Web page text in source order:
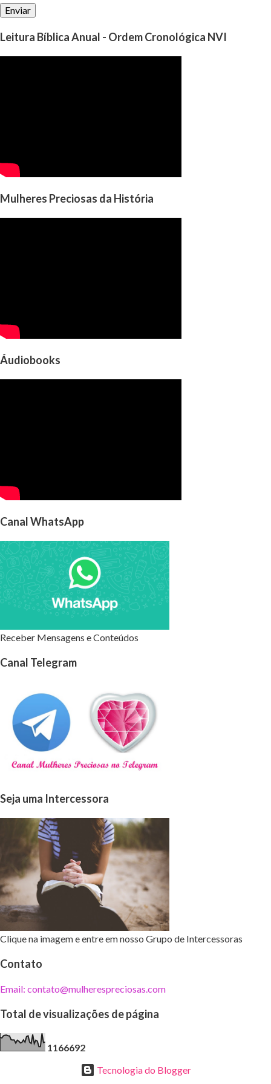
Leitura Bíblica Anual - Ordem Cronológica NVI
Mulheres Preciosas da História
Áudiobooks
Canal WhatsApp
Receber Mensagens e Conteúdos
Canal Telegram
Seja uma Intercessora
Clique na imagem e entre em nosso Grupo de Intercessoras
Contato
Email: contato@mulherespreciosas.com
Total de visualizações de página
1166692
Tecnologia do Blogger